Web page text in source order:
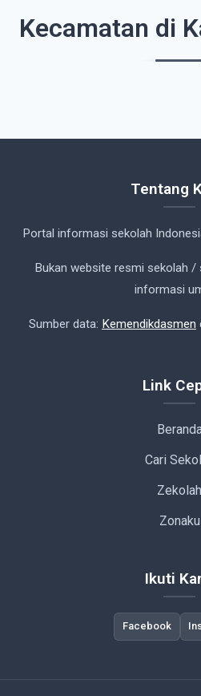
Kecamatan di
Tentang
Portal informasi sekolah
Bukan website resmi sekolah /
informasi
Sumber data: Kemendikdasmen
Link
Cari
Zekolah
Zonaku
Ikuti
Facebook